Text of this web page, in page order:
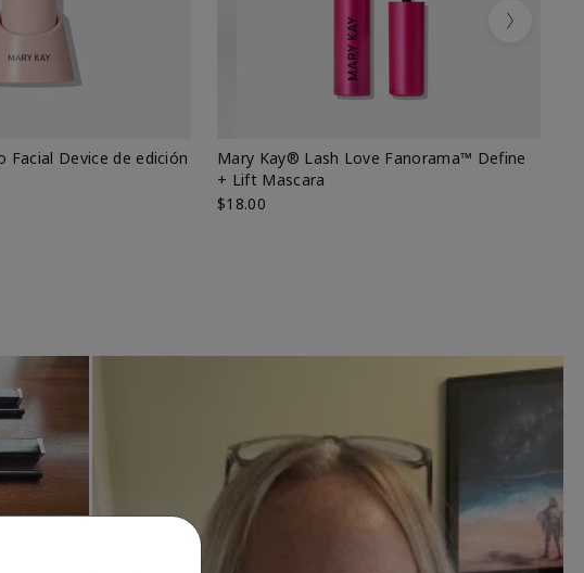
Facial Device de edición
Mary Kay® Lash Love Fanorama™ Define
+ Lift Mascara
$18.00
Next